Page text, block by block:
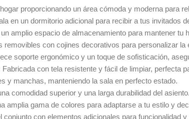
proporcionando un área cómoda y moderna para
en un dormitorio adicional para recibir a tus invitados
amplio espacio de almacenamiento para mantener tu
removibles con cojines decorativos para personalizar
soporte ergonómico y un toque de sofisticación,
Fabricada con tela resistente y fácil de limpiar, perfecta
y manchas, manteniendo la sala en perfecto estado.
comodidad superior y una larga durabilidad del asiento.
amplia gama de colores para adaptarse a tu estilo y
conjunto con elementos adicionales para funcionalidad